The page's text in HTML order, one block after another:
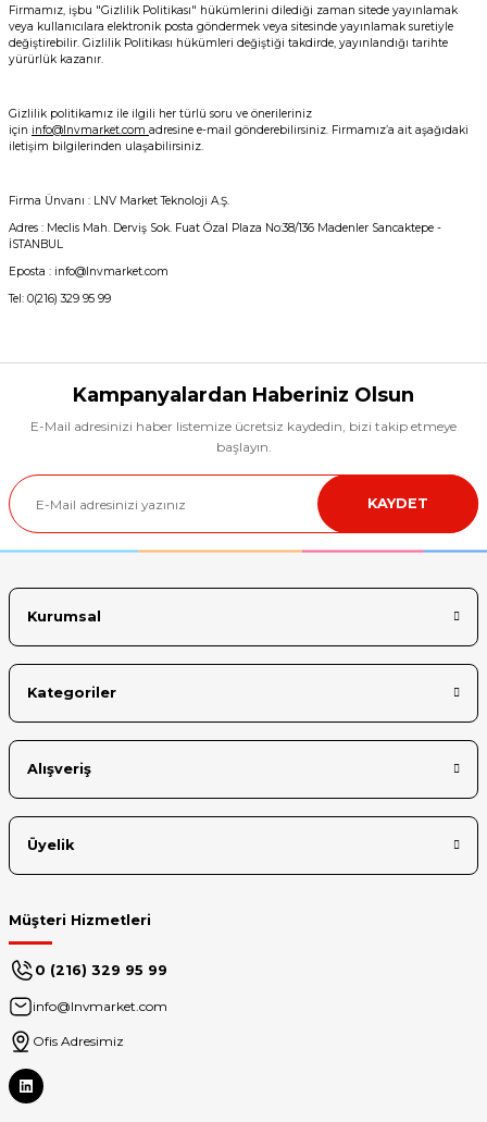
Firmamız, işbu "Gizlilik Politikası" hükümlerini dilediği zaman sitede yayınlamak
veya kullanıcılara elektronik posta göndermek veya sitesinde yayınlamak suretiyle
değiştirebilir. Gizlilik Politikası hükümleri değiştiği takdirde, yayınlandığı tarihte
yürürlük kazanır.
Gizlilik politikamız ile ilgili her türlü soru ve önerileriniz
için info@lnvmarket.com adresine e-mail gönderebilirsiniz. Firmamız’a ait aşağıdaki
iletişim bilgilerinden ulaşabilirsiniz.
Firma Ünvanı : LNV Market Teknoloji A.Ş.
Adres : Meclis Mah. Derviş Sok. Fuat Özal Plaza No:38/136 Madenler Sancaktepe -
İSTANBUL
Eposta : info@lnvmarket.com
Tel: 0(216) 329 95 99
Kampanyalardan Haberiniz Olsun
E-Mail adresinizi haber listemize ücretsiz kaydedin, bizi takip etmeye
başlayın.
KAYDET
Kurumsal
Kategoriler
Alışveriş
Üyelik
Müşteri Hizmetleri
0 (216) 329 95 99
info@lnvmarket.com
Ofis Adresimiz